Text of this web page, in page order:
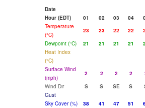
Date
Hour (EDT)
01 02 03 04
Temperature
(°C)
23 23 22 22
Dewpoint (°C)
21 21 21 21
Heat Index
(°C)
Surface Wind
(mph)
2 2 2 2
Wind Dir
S S SE S
Gust
Sky Cover (%)
38 41 47 51